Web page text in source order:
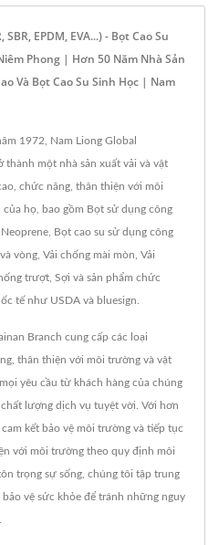
EPDM, EVA...) - Bọt Cao Su
Phong | Hơn 50 Năm Nhà Sản
Và Bọt Cao Su Sinh Học | Nam
1972, Nam Liong Global
thành một nhà sản xuất vải và vật
chức năng, thân thiện với môi
họ, bao gồm Bọt sử dụng công
Neoprene, Bọt cao su sử dụng công
vòng, Vải chống mài mòn, Vải
trượt, Sợi và sản phẩm chức
tế như USDA và bluesign.
Branch cung cấp các loại
thân thiện với môi trường và vật
yêu cầu từ khách hàng của chúng
lượng dịch vụ tuyệt vời. Với hơn
kết bảo vệ môi trường và tiếp tục
với môi trường theo quy định môi
trọng sự sống, chúng tôi tập trung
vệ sức khỏe để tránh những nguy